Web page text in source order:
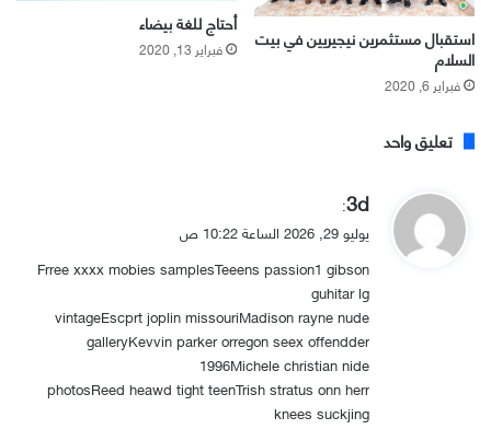
استقبال مستثمرين نيجيريين في بيت
السلام
فبراير 6, 2020
أحتاج للغة بيضاء
فبراير 13, 2020
تعليق واحد
ي
و
ل
3d
:
يوليو 29, 2026 الساعة 10:22 ص
Frree xxxx mobies samplesTeeens passion1 gibson
guhitar lg
vintageEscprt joplin missouriMadison rayne nude
galleryKevvin parker orregon seex offendder
1996Michele christian nide
photosReed heawd tight teenTrish stratus onn herr
knees suckjing